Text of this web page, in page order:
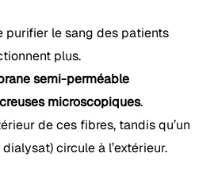
purifier le sang des patients
plus.
semi-perméable
microscopiques.
de ces fibres, tandis qu’un
circule à l’extérieur.